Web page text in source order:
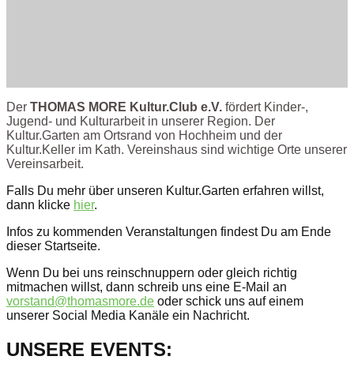
Der THOMAS MORE Kultur.Club e.V. fördert Kinder-,
Jugend- und Kulturarbeit in unserer Region. Der
Kultur.Garten am Ortsrand von Hochheim und der
Kultur.Keller im Kath. Vereinshaus sind wichtige Orte unserer
Vereinsarbeit.
Falls Du mehr über unseren Kultur.Garten erfahren willst,
dann klicke hier.
Infos zu kommenden Veranstaltungen findest Du am Ende
dieser Startseite.
Wenn Du bei uns reinschnuppern oder gleich richtig
mitmachen willst, dann schreib uns eine E-Mail an
vorstand@thomasmore.de oder schick uns auf einem
unserer Social Media Kanäle ein Nachricht.
UNSERE EVENTS: